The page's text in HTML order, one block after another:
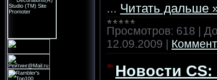
... Читать дальше
Просмотров: 618 |
12.09.2009 |
Новости